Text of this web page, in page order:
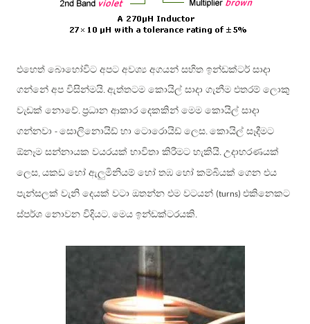
එහෙත් බොහෝවිට අපට අවශ්‍ය අගයන් සහිත ඉන්ඩක්ටර් සාදා
ගන්නේ අප විසින්මයි. ඇත්තටම කොයිල් සාදා ගැනීම එතරම් ලොකු
වැඩක් නොවේ. ප්‍රධාන ආකාර දෙකකින් මෙම කොයිල් සාදා
ගන්නවා - සොලිනොයිඩ් හා ටොරොයිඩ් ලෙස. කොයිල් සෑදීමට
ඕනෑම සන්නායක වයරයක් භාවිතා කිරීමට හැකියි. උදාහරණයක්
ලෙස, යකඩ හෝ ඇලුමිනියම් හෝ තඹ හෝ කම්බියක් ගෙන එය
පැන්සලක් වැනි දෙයක් වටා ඔතන්න එම වටයන් (turns) එකිනෙකට
ස්පර්ශ නොවන විදියට. මෙය ඉන්ඩක්ටරයකි.